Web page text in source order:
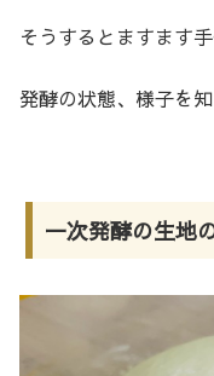
そうするとますます
発酵の状態、様子を
一次発酵の生地